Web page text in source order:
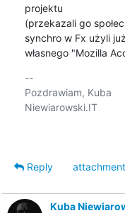
projektu
(przekazali go
synchro w Fx użyli już
własnego "Mozilla
--
Pozdrawiam, Kuba
Niewiarowski.IT
Reply
attachment
Kuba